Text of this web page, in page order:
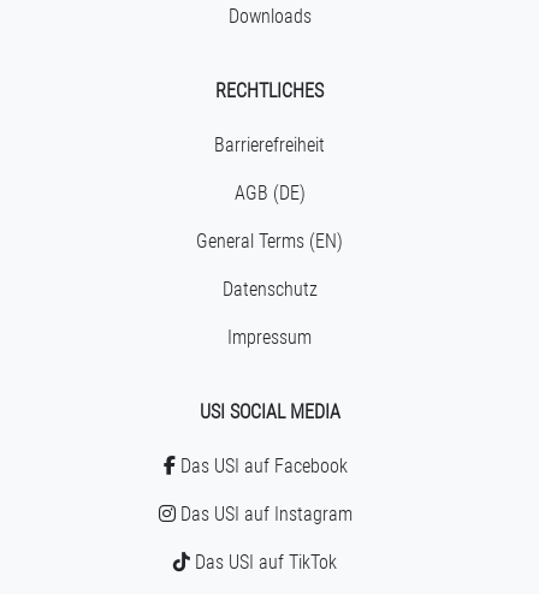
Downloads
RECHTLICHES
Barrierefreiheit
AGB (DE)
General Terms (EN)
Datenschutz
Impressum
USI SOCIALMEDIA
Das USI auf Facebook
Das USI auf Instagram
Das USI auf TikTok